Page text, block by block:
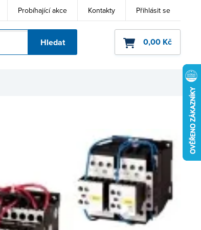
Probíhající akce Kontakty Přihlásit se
Hledat 0,00 Kč